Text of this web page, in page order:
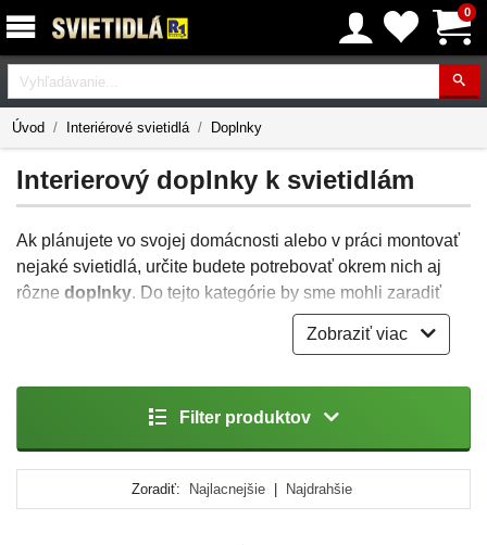
0
Vyhľadávanie
Úvod Interiérové svietidlá Doplnky
Interierový doplnky k svietidlám
Zobraziť viac
Ak plánujete vo svojej domácnosti alebo v práci montovať
nejaké svietidlá, určite budete potrebovať okrem nich aj
rôzne doplnky. Do tejto kategórie by sme mohli zaradiť
, ktoré sú potrebné k svietidlám ak ich
Či už sú to podstavce, tienidlá, predlžovacie šnúry podľa
potrebnej dĺžky alebo rôzne závesné sady a prepojovacie
vyhovujú práve Vašim požiadavkám.
Pri interiérovejelektroinštaláciiVám môžu poslúžiť zase
Filter produktov
Zoradiť: Najlacnejšie | Najdrahšie